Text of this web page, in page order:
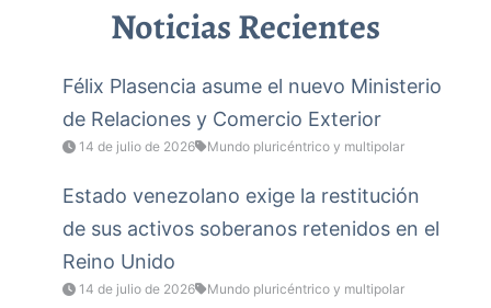
Noticias Recientes
Félix Plasencia asume el nuevo Ministerio
de Relaciones y Comercio Exterior
14 de julio de 2026 Mundo pluricéntrico y multipolar
Estado venezolano exige la restitución
de sus activos soberanos retenidos en el
Reino Unido
14 de julio de 2026 Mundo pluricéntrico y multipolar